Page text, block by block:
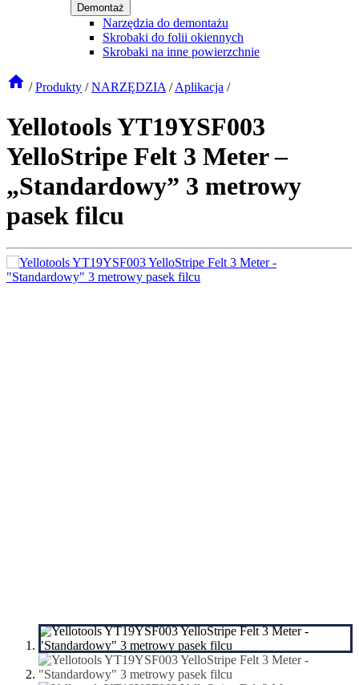
Demontaż
Narzędzia do demontażu
Skrobaki do folii okiennych
Skrobaki na inne powierzchnie
/ Produkty / NARZĘDZIA / Aplikacja /
Yellotools YT19YSF003
YelloStripe Felt 3 Meter –
„Standardowy” 3 metrowy
pasek filcu